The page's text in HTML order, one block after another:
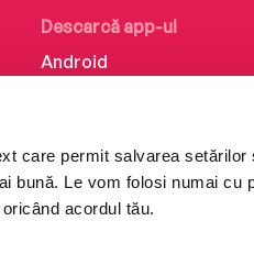
care permit salvarea setărilor
bună. Le vom folosi numai cu
acordul tău.
Descarcă app-ul
Android